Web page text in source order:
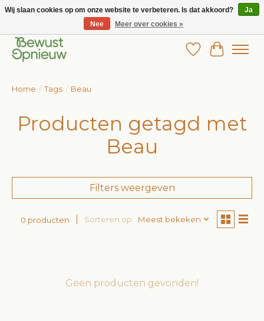
Wij bieden het grootste aanbod in betaalbare kinderkleding!
Verlanglijst
Home / Tags / Beau
Producten getagd met
Beau
Filters weergeven
0 producten Sorteren op Meest bekeken
Geen producten gevonden!
Wij slaan cookies op om onze website te verbeteren. Is dat akkoord?
Ja
Nee
Meer over cookies »